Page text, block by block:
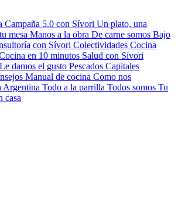
Campaña 5.0 con Sívori Un plato, una
mesa Manos a la obra De carne somos Bajo
con Sívori Colectividades Cocina
en 10 minutos Salud con Sívori
Le damos el gusto Pescados Capitales
Manual de cocina Como nos
Argentina Todo a la parrilla Todos somos Tu
casa